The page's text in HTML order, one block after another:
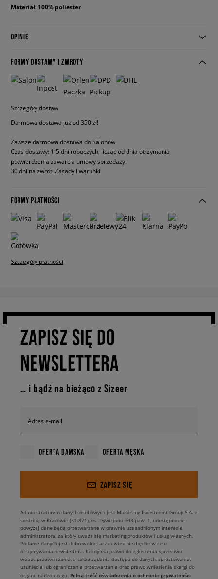
Materiał: 100% poliester
OPINIE
FORMY DOSTAWY I ZWROTY
Szczegóły dostaw
Darmowa dostawa już od 350 zł!
Zawsze darmowa dostawa do Salonów
Czas dostawy: 1-5 dni roboczych, licząc od dnia otrzymania
potwierdzenia zawarcia umowy sprzedaży.
30 dni na zwrot. Zasady i warunki
FORMY PŁATNOŚCI
Szczegóły płatności
ZAPISZ SIĘ DO
NEWSLETTERA
… i bądź na bieżąco z Sizeer
Adres e-mail
OFERTA DAMSKA OFERTA MĘSKA
ZAPISZ SIĘ
Administratorem danych osobowych jest Marketing Investment Group S.A. z
siedzibą w Krakowie (31-871), os. Dywizjonu 303 paw. 1, udostępnione
powyżej dane będą przetwarzane w prawnie uzasadnionym interesie
administratora, za który uważa się marketing produktów i usług własnych.
Podanie danych jest dobrowolne, aczkolwiek niezbędne w celu
otrzymywania newslettera. Każdy ma prawo do zgłoszenia sprzeciwu
wobec przetwarzania, a także żądania dostępu do danych, sprostowania,
usunięcia lub ograniczenia przetwarzania oraz prawo wniesienia skargi do
organu nadzorczego. Pełną treść oświadczenia o ochronie prywatności